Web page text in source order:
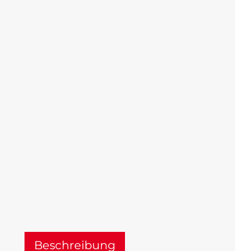
Beschreibung